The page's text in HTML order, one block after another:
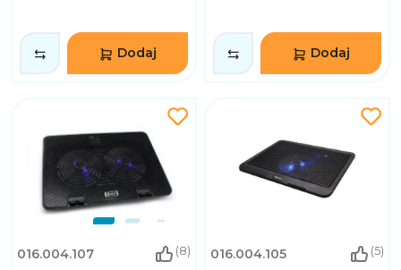
Dodaj Dodaj
016.004.107 (8) 016.004.105 (5)